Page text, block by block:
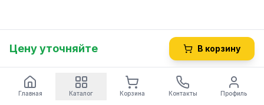
Цену уточняйте В корзину
Главная Каталог Корзина Контакты Профиль